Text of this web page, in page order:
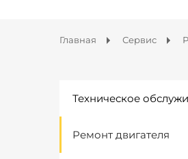
Главная Сервис
Техническое
Ремонт двигателя